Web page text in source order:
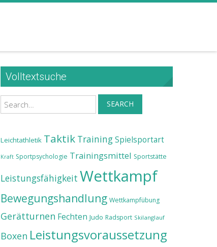
Volltextsuche
Search SEARCH
Leichtathletik Taktik Training Spielsportart
Kraft Sportpsychologie Trainingsmittel Sportstätte
Leistungsfähigkeit Wettkampf
Bewegungshandlung Wettkampfübung
Gerätturnen Fechten Judo Radsport Skilanglauf
Boxen Leistungsvoraussetzung